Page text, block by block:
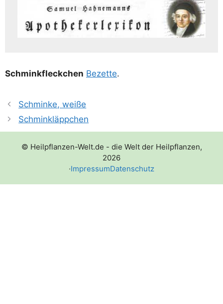
Schmink­fleck­chen Bezet­te.
Schminke, weiße
Schminkläppchen
© Heilpflanzen-Welt.de - die Welt der Heilpflanzen,
2026
·ImpressumDatenschutz